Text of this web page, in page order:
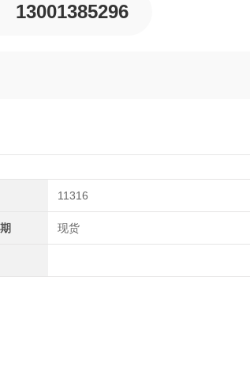
13001385296
11316
现货